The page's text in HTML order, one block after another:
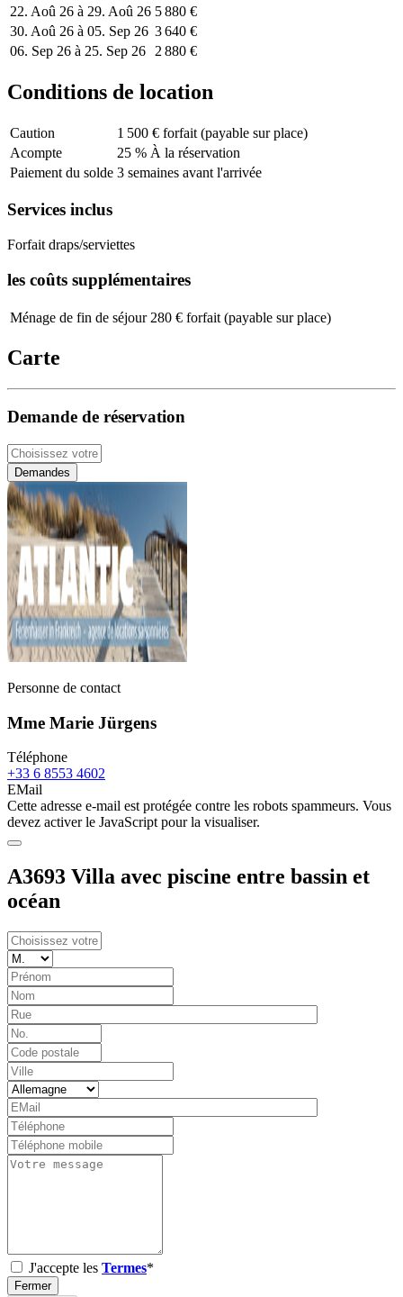
22. Aoû 26 à 29. Aoû 26 5 880 €
30. Aoû 26 à 05. Sep 26 3 640 €
06. Sep 26 à 25. Sep 26
2 880 €
Conditions de location
Caution
1 500 € forfait (payable sur place)
Acompte
25 % À la réservation
Paiement du solde 3 semaines avant l'arrivée
Services inclus
Forfait draps/serviettes
les coûts supplémentaires
Ménage de fin de séjour 280 € forfait (payable sur place)
Carte
Demande de réservation
Demandes
Personne de contact
Mme Marie Jürgens
Téléphone
+33 6 8553 4602
EMail
Cette adresse e-mail est protégée contre les robots spammeurs. Vous
devez activer le JavaScript pour la visualiser.
A3693 Villa avec piscine entre bassin et
océan
J'accepte les Termes*
Fermer